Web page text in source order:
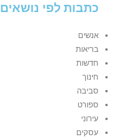
כתבות לפי נושאים
אנשים
בריאות
חדשות
חינוך
סביבה
ספורט
עירוני
עסקים